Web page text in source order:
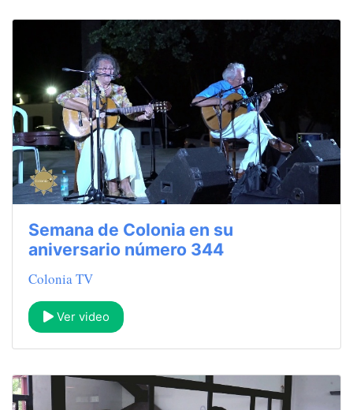
Semana de Colonia en su
aniversario número 344
Colonia TV
Ver video